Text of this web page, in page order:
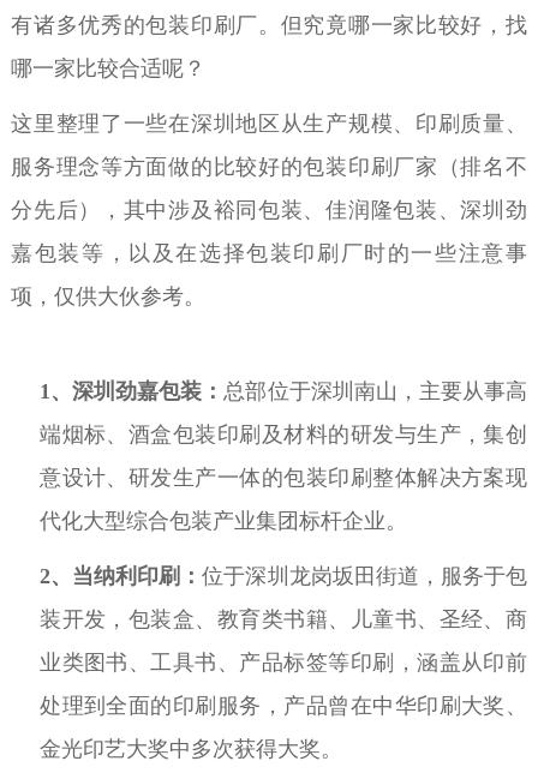
有诸多优秀的包装印刷厂。但究竟哪一家比较好，找
哪一家比较合适呢？
这里整理了一些在深圳地区从生产规模、印刷质量、
服务理念等方面做的比较好的包装印刷厂家（排名不
分先后），其中涉及裕同包装、佳润隆包装、深圳劲
嘉包装等，以及在选择包装印刷厂时的一些注意事
项，仅供大伙参考。
1、深圳劲嘉包装： 总部位于深圳南山，主要从事高
端烟标、酒盒包装印刷及材料的研发与生产，集创
意设计、研发生产一体的包装印刷整体解决方案现
代化大型综合包装产业集团标杆企业。
2、 当纳利印刷：位于深圳龙岗坂田街道，服务于包
装开发，包装盒、教育类书籍、儿童书、圣经、商
业类图书、工具书、产品标签等印刷，涵盖从印前
处理到全面的印刷服务，产品曾在中华印刷大奖、
金光印艺大奖中多次获得大奖。